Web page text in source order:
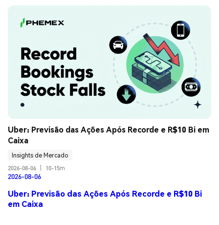
Uber: Previsão das Ações Após Recorde e R$10 Bi em
Caixa
Insights de Mercado
2026-08-06
10-15m
2026-08-06
Uber: Previsão das Ações Após Recorde e R$10 Bi
em Caixa